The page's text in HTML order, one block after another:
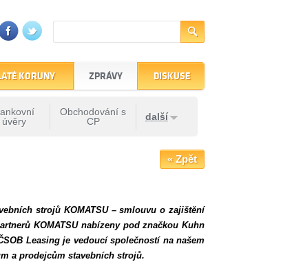
KORUNY ZPRÁVY
úvěry
Obchodování s
CP
další
DISKUSE
« Zpět
strojů KOMATSU – smlouvu o zajištění
KOMATSU nabízeny pod značkou Kuhn
Leasing je vedoucí společností na našem
a prodejcům stavebních strojů.